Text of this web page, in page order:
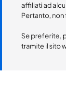
affiliati ad
Pertanto,
Se preferite,
tramite il sito